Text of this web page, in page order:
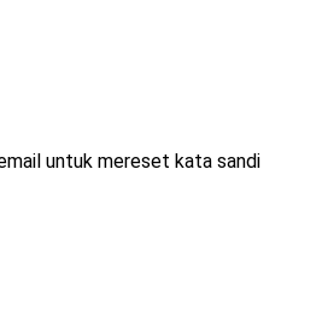
untuk mereset kata sandi